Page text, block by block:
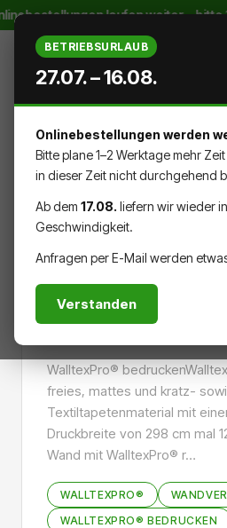
Zum Hauptinhalt springen
laufen weiter –
DU
MATERIALIEN
WalltexPro®
WalltexPro®
freies, mattes und kratz-
Textiltapetenmaterial mit
Druckbreite von 298 cm mal
Wand mit WalltexPro® r…
WALLTEXPRO®
WALLTEXPRO® BEDRUCKEN
BETRIEBSURLAUB
27.07. – 16.08.
Onlinebestellungen werden
Bitte plane 1–2 Werktage mehr
in dieser Zeit nicht durchgehend
Ab dem 17.08. liefern wir wieder
Geschwindigkeit.
Anfragen per E-Mail werden
Verstanden